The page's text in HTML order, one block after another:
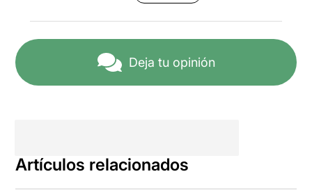
Deja tu opinión
Artículos relacionados